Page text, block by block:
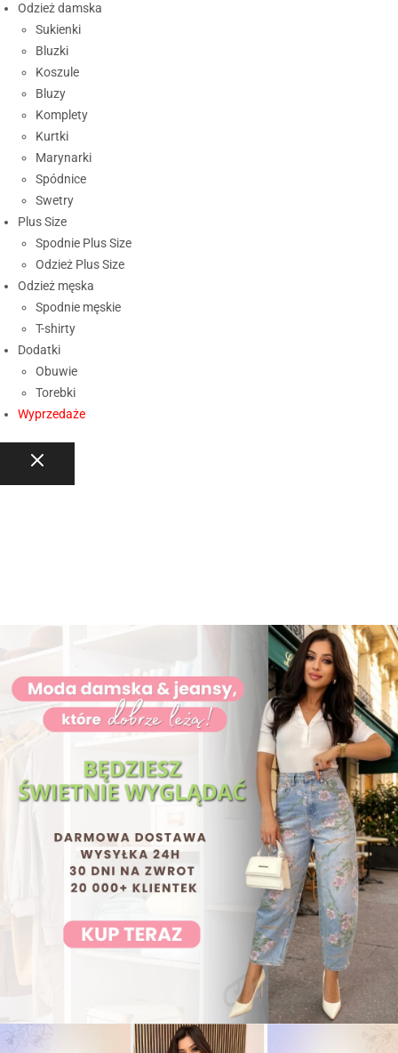
Odzież damska
Sukienki
Bluzki
Koszule
Bluzy
Komplety
Kurtki
Marynarki
Spódnice
Swetry
Plus Size
Spodnie Plus Size
Odzież Plus Size
Odzież męska
Spodnie męskie
T-shirty
Dodatki
Obuwie
Torebki
Wyprzedaże